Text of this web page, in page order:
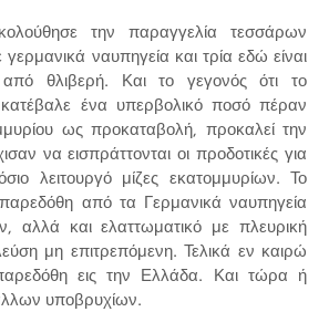
την παραγγελία τεσσάρων
ναυπηγεία και τρία εδώ είναι
από θλιβερή. Και το γεγονός ότι το
ένα υπερβολικό ποσό πέραν
ως προκαταβολή, προκαλεί την
να εισπράττονται οι προδοτικές για
λειτουργό μίζες εκατομμυρίων. Το
από τα Γερμανικά ναυπηγεία
αλλά και ελαττωματικό με πλευρική
μη επιτρεπόμενη. Τελικά εν καιρώ
εις την Ελλάδα. Και τώρα ή
υποβρυχίων.